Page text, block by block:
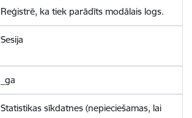
Reģistrē, ka tiek parādīts modālais logs.
Sesija
_ga
Statistikas sīkdatnes (nepieciešamas, lai